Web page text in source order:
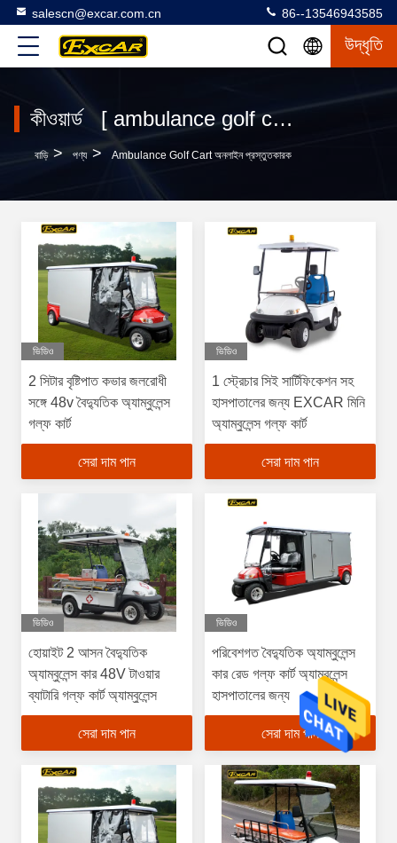
salescn@excar.com.cn 86--13546943585
উদ্ধৃতি
কীওয়ার্ড [ ambulance golf cart ] ম্যাচ 21 পণ্য
বাড়ি > পণ্য > Ambulance Golf Cart অনলাইন প্রস্তুতকারক
ভিডিও
2 সিটার বৃষ্টিপাত কভার জলরোধী
সঙ্গে 48v বৈদ্যুতিক অ্যাম্বুলেন্স
গল্ফ কার্ট
সেরা দাম পান
ভিডিও
1 স্ট্রেচার সিই সার্টিফিকেশন সহ
হাসপাতালের জন্য EXCAR মিনি
অ্যাম্বুলেন্স গল্ফ কার্ট
সেরা দাম পান
ভিডিও
হোয়াইট 2 আসন বৈদ্যুতিক
অ্যাম্বুলেন্স কার 48V টাওয়ার
ব্যাটারি গল্ফ কার্ট অ্যাম্বুলেন্স
সেরা দাম পান
ভিডিও
পরিবেশগত বৈদ্যুতিক অ্যাম্বুলেন্স
কার রেড গল্ফ কার্ট অ্যাম্বুলেন্স
হাসপাতালের জন্য
সেরা দাম পান